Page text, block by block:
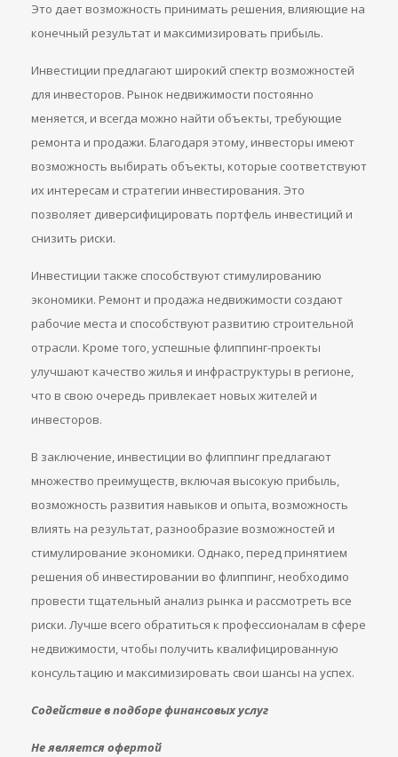
Это дает возможность принимать решения, влияющие на
конечный результат и максимизировать прибыль.
Инвестиции предлагают широкий спектр возможностей
для инвесторов. Рынок недвижимости постоянно
меняется, и всегда можно найти объекты, требующие
ремонта и продажи. Благодаря этому, инвесторы имеют
возможность выбирать объекты, которые соответствуют
их интересам и стратегии инвестирования. Это
позволяет диверсифицировать портфель инвестиций и
снизить риски.
Инвестиции также способствуют стимулированию
экономики. Ремонт и продажа недвижимости создают
рабочие места и способствуют развитию строительной
отрасли. Кроме того, успешные флиппинг-проекты
улучшают качество жилья и инфраструктуры в регионе,
что в свою очередь привлекает новых жителей и
инвесторов.
В заключение, инвестиции во флиппинг предлагают
множество преимуществ, включая высокую прибыль,
возможность развития навыков и опыта, возможность
влиять на результат, разнообразие возможностей и
стимулирование экономики. Однако, перед принятием
решения об инвестировании во флиппинг, необходимо
провести тщательный анализ рынка и рассмотреть все
риски. Лучше всего обратиться к профессионалам в сфере
недвижимости, чтобы получить квалифицированную
консультацию и максимизировать свои шансы на успех.
Содействие в подборе финансовых услуг
Не является офертой